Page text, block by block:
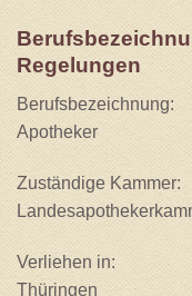
Regelungen
Berufsbezeichnung:
Apotheker
Zuständige Kammer:
Verliehen in:
Thüringen